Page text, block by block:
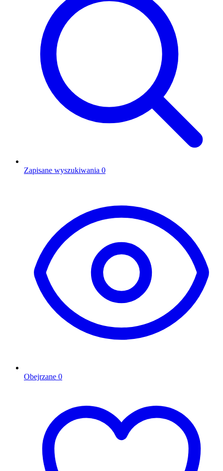
Zapisane wyszukiwania 0
Obejrzane 0